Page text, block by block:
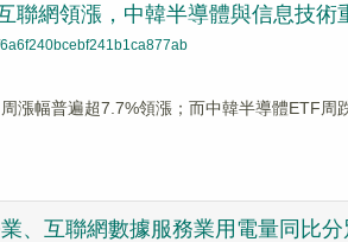
聯網領漲，中韓半導體與信息技術
漲幅普遍超7.7%領漲；而中韓半導體ETF
、互聯網數據服務業用電量同比